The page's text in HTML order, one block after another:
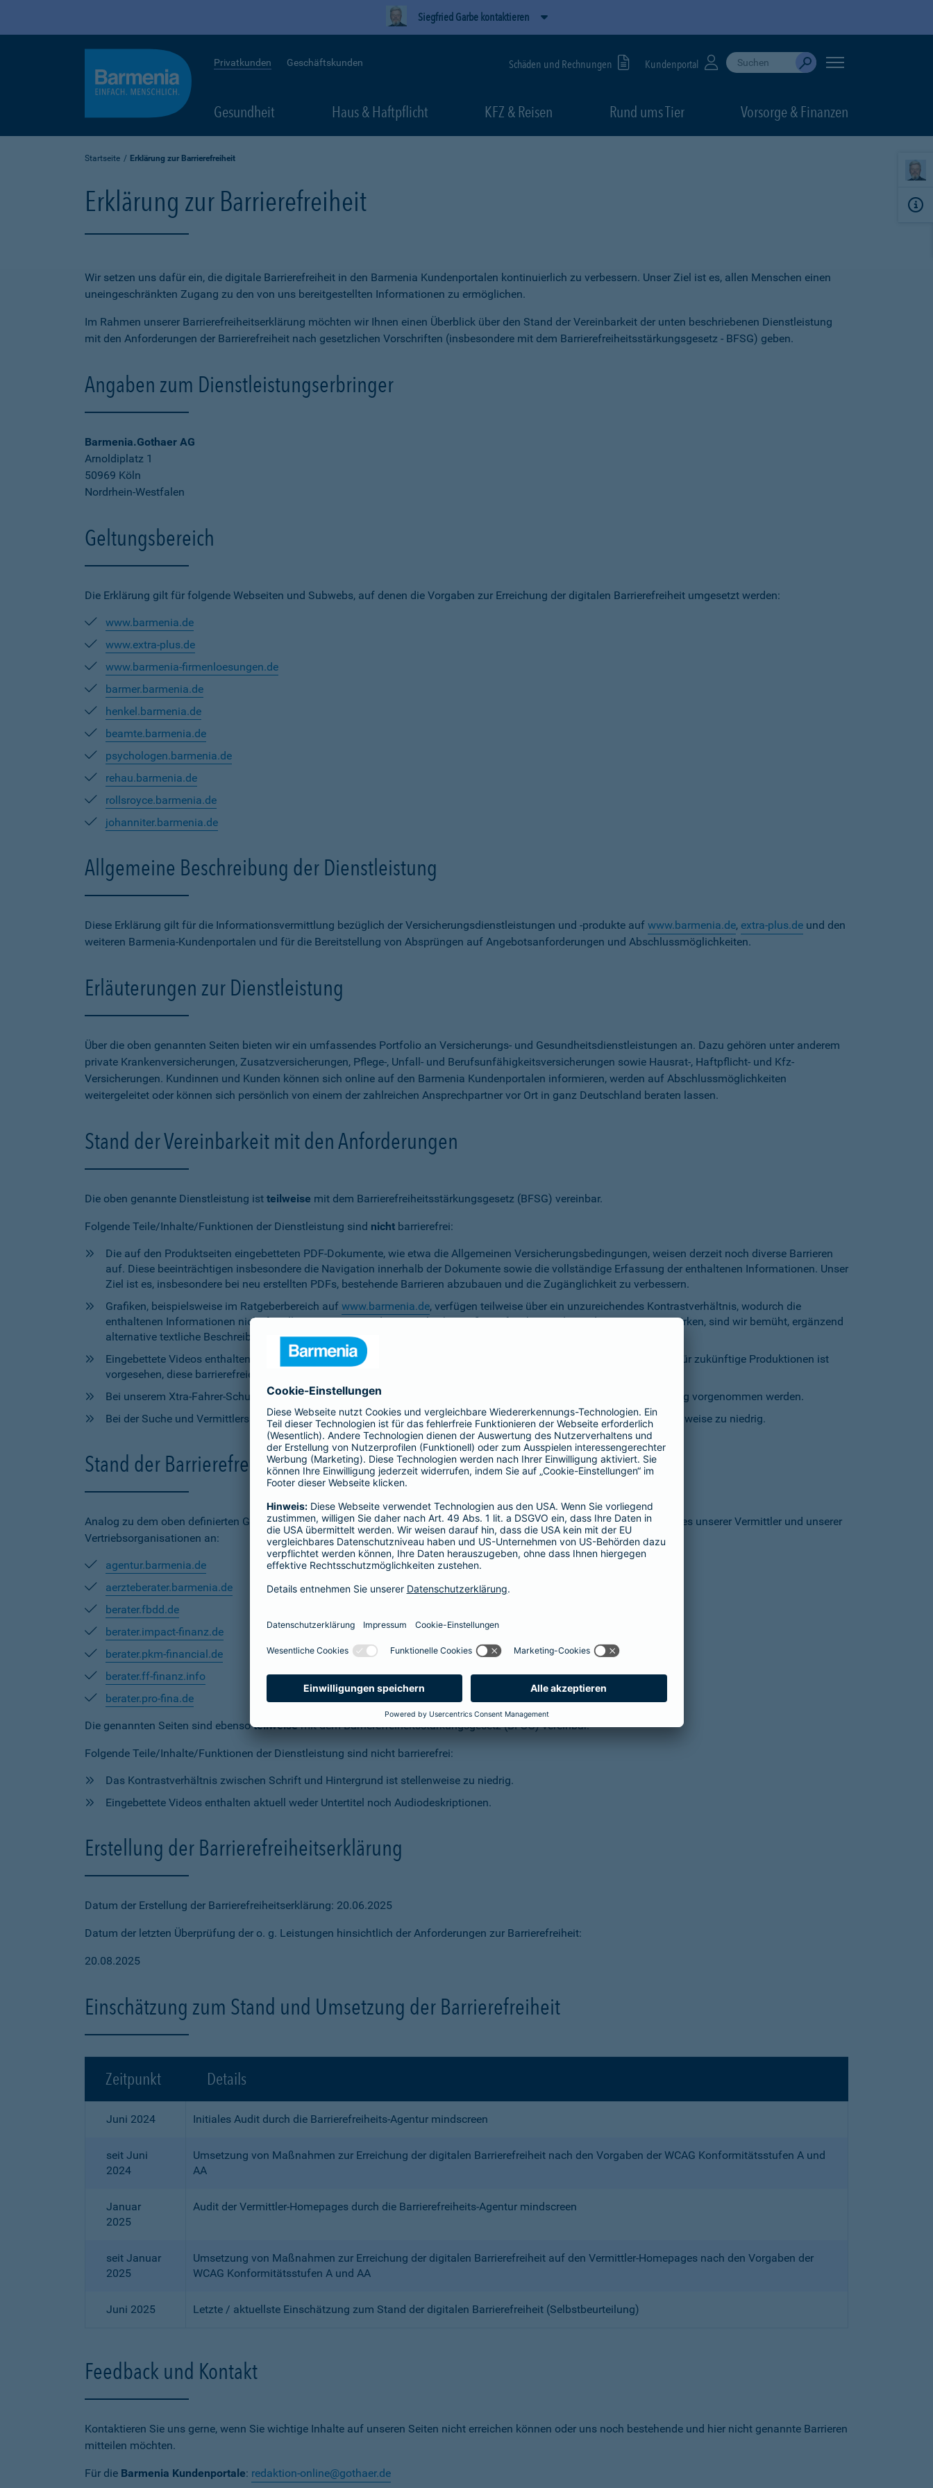
Siegfried Garbe kontaktieren
Privatkunden Geschäftskunden Schäden und Rechnungen Kundenportal Suche durchführen
When autocomplete results are available, use
Absenden
Gesundheit Haus & Haftpflicht KFZ & Reisen Rund ums Tier Vorsorge & Finanzen
Startseite Erklärung zur Barrierefreiheit
Erklärung zur Barrierefreiheit
Wir setzen uns dafür ein, die digitale Barrierefreiheit in den Barmenia Kundenportalen kontinuierlich zu verbessern. Unser Ziel ist es, allen Menschen einen
uneingeschränkten Zugang zu den von uns bereitgestellten Informationen zu ermöglichen.
Im Rahmen unserer Barrierefreiheitserklärung möchten wir Ihnen einen Überblick über den Stand der Vereinbarkeit der unten beschriebenen Dienstleistung
mit den Anforderungen der Barrierefreiheit nach gesetzlichen Vorschriften (insbesondere mit dem Barrierefreiheitsstärkungsgesetz - BFSG) geben.
Angaben zum Dienstleistungserbringer
Barmenia.Gothaer AG
Arnoldiplatz 1
50969 Köln
Nordrhein-Westfalen
Geltungsbereich
Die Erklärung gilt für folgende Webseiten und Subwebs, auf denen die Vorgaben zur Erreichung der digitalen Barrierefreiheit umgesetzt werden:
www.barmenia.de
www.extra-plus.de
www.barmenia-firmenloesungen.de
barmer.barmenia.de
henkel.barmenia.de
beamte.barmenia.de
psychologen.barmenia.de
rehau.barmenia.de
rollsroyce.barmenia.de
johanniter.barmenia.de
Allgemeine Beschreibung der Dienstleistung
Diese Erklärung gilt für die Informationsvermittlung bezüglich der Versicherungsdienstleistungen und -produkte auf www.barmenia.de, extra-plus.de und den
weiteren Barmenia-Kundenportalen und für die Bereitstellung von Absprüngen auf Angebotsanforderungen und Abschlussmöglichkeiten.
Erläuterungen zur Dienstleistung
Über die oben genannten Seiten bieten wir ein umfassendes Portfolio an Versicherungs- und Gesundheitsdienstleistungen an. Dazu gehören unter anderem
private Krankenversicherungen, Zusatzversicherungen, Pflege-, Unfall- und Berufsunfähigkeitsversicherungen sowie Hausrat-, Haftpflicht- und Kfz-
Versicherungen. Kundinnen und Kunden können sich online auf den Barmenia Kundenportalen informieren, werden auf Abschlussmöglichkeiten
weitergeleitet oder können sich persönlich von einem der zahlreichen Ansprechpartner vor Ort in ganz Deutschland beraten lassen.
Stand der Vereinbarkeit mit den Anforderungen
Die oben genannte Dienstleistung ist teilweise mit dem Barrierefreiheitsstärkungsgesetz (BFSG) vereinbar.
Folgende Teile/Inhalte/Funktionen der Dienstleistung sind nicht barrierefrei:
Die auf den Produktseiten eingebetteten PDF-Dokumente, wie etwa die Allgemeinen Versicherungsbedingungen, weisen derzeit noch diverse Barrieren
auf. Diese beeinträchtigen insbesondere die Navigation innerhalb der Dokumente sowie die vollständige Erfassung der enthaltenen Informationen. Unser
Ziel ist es, insbesondere bei neu erstellten PDFs, bestehende Barrieren abzubauen und die Zugänglichkeit zu verbessern.
Grafiken, beispielsweise im Ratgeberbereich auf www.barmenia.de, verfügen teilweise über ein unzureichendes Kontrastverhältnis, wodurch die
enthaltenen Informationen nicht für alle Nutzerinnen und Nutzer gleichermaßen erfassbar sind. Um dem entgegenzuwirken, sind wir bemüht, ergänzend
alternative textliche Beschreibungen zur Verfügung zu stellen.
Eingebettete Videos enthalten aktuell weder Untertitel noch Audiodeskriptionen, was ihre Zugänglichkeit einschränkt. Für zukünftige Produktionen ist
vorgesehen, diese barrierefreien Elemente bereitzustellen.
Bei unserem Xtra-Fahrer-Schutz kann die Anpassung der zu versichernden Tage momentan nicht per Tastaturbedienung vorgenommen werden.
Bei der Suche und Vermittlersuche auf barmenia.de ist das Kontrastverhältnis zwischen Schrift und Hintergrund stellenweise zu niedrig.
Stand der Barrierefreiheit auf den Vermittler-Homepages
Analog zu dem oben definierten Geltungsbereich streben wir die Umsetzung der digitalen Barrierefreiheit auf den Homepages unserer Vermittler und unserer
Vertriebsorganisationen an:
agentur.barmenia.de
aerzteberater.barmenia.de
berater.fbdd.de
berater.impact-finanz.de
berater.pkm-financial.de
berater.ff-finanz.info
berater.pro-fina.de
Die genannten Seiten sind ebensoteilweisemit dem Barrierefreiheitsstärkungsgesetz (BFSG) vereinbar.
Folgende Teile/Inhalte/Funktionen der Dienstleistung sind nicht barrierefrei:
Das Kontrastverhältnis zwischen Schrift und Hintergrund ist stellenweise zu niedrig.
Eingebettete Videos enthalten aktuell weder Untertitel noch Audiodeskriptionen.
Erstellung der Barrierefreiheitserklärung
Datum der Erstellung der Barrierefreiheitserklärung: 20.06.2025
Datum der letzten Überprüfung der o. g. Leistungen hinsichtlich der Anforderungen zur Barrierefreiheit:
20.08.2025
Einschätzung zum Stand und Umsetzung der Barrierefreiheit
Zeitpunkt Details
Juni 2024 Initiales Audit durch die Barrierefreiheits-Agentur mindscreen
seit Juni
2024
Umsetzung von Maßnahmen zur Erreichung der digitalen Barrierefreiheit nach den Vorgaben der WCAG Konformitätsstufen A und
AA
Januar
2025
Audit der Vermittler-Homepages durch die Barrierefreiheits-Agentur mindscreen
seit Januar
2025
Umsetzung von Maßnahmen zur Erreichung der digitalen Barrierefreiheit auf den Vermittler-Homepages nach den Vorgaben der
WCAG Konformitätsstufen A und AA
Juni 2025 Letzte / aktuellste Einschätzung zum Stand der digitalen Barrierefreiheit (Selbstbeurteilung)
Feedback und Kontakt
Kontaktieren Sie uns gerne, wenn Sie wichtige Inhalte auf unseren Seiten nicht erreichen können oder uns noch bestehende und hier nicht genannte Barrieren
mitteilen möchten.
Für die Barmenia Kundenportale: redaktion-online@gothaer.de